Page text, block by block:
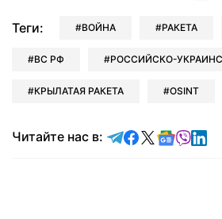
Теги: ВОЙНА РАКЕТА
ВС РФ РОССИЙСКО-
КРЫЛАТАЯ РАКЕТА OSINT
Читайте нас в: Читайте в
Читайте в
Читайте в X